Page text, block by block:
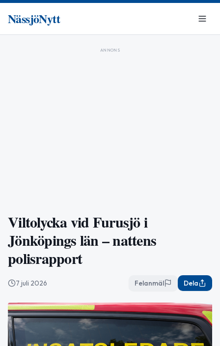
NässjöNytt
ANNONS
Viltolycka vid Furusjö i
Jönköpings län – nattens
polisrapport
7 juli 2026 Felanmäl Dela